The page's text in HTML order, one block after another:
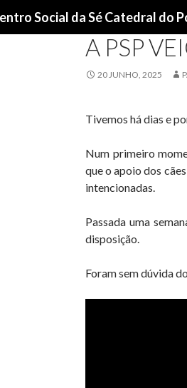
Social da Sé Catedral do
NOTÍCIAS
A PSP
20 JUNHO, 2025
Tivemos há dias e
Num primeiro
que o apoio dos
intencionadas.
Passada uma
disposição.
Foram sem dúvida